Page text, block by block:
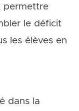
permettre
le déficit
les élèves en
dans la